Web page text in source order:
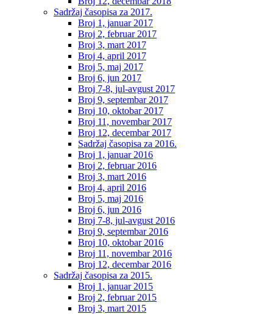
Sadržaj časopisa za 2017.
Broj 1, januar 2017
Broj 2, februar 2017
Broj 3, mart 2017
Broj 4, april 2017
Broj 5, maj 2017
Broj 6, jun 2017
Broj 7-8, jul-avgust 2017
Broj 9, septembar 2017
Broj 10, oktobar 2017
Broj 11, novembar 2017
Broj 12, decembar 2017
Sadržaj časopisa za 2016.
Broj 1, januar 2016
Broj 2, februar 2016
Broj 3, mart 2016
Broj 4, april 2016
Broj 5, maj 2016
Broj 6, jun 2016
Broj 7-8, jul-avgust 2016
Broj 9, septembar 2016
Broj 10, oktobar 2016
Broj 11, novembar 2016
Broj 12, decembar 2016
Sadržaj časopisa za 2015.
Broj 1, januar 2015
Broj 2, februar 2015
Broj 3, mart 2015